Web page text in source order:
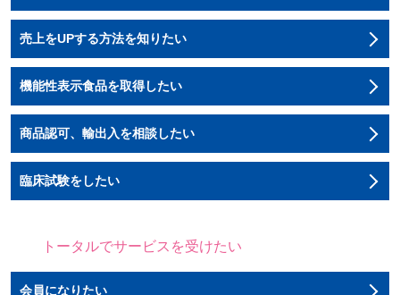
売上をUPする方法を知りたい
機能性表示食品を取得したい
商品認可、輸出入を相談したい
臨床試験をしたい
トータルでサービスを受けたい
会員になりたい